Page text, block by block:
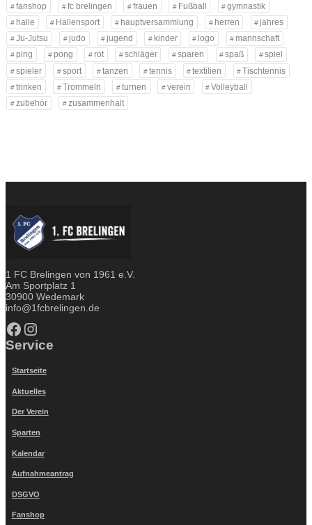
fanshop
fc brelingen frauen Fußball
gymnastik
halle
Hallensport hauptversammlung herren
jahres
Ju-Jutsu
judo jugend kinder logo
mannschaft
ping
pong rot schläger sparen spaß
spiel
spieler
sport tanzen tennis textilien
Tischtennis
trinken
Trommeln turnen verein
Volleyball
zubehör
zusammenhalt
1 FC Brelingen von 1961 e.V.
Am Sportplatz 1
30900 Wedemark
info@1fcbrelingen.de
Facebook Instagram
Service
Startseite
Aktuelles
Der Verein
Sparten
Kalendar
Aufnahmeantrag
DSGVO
Fanshop